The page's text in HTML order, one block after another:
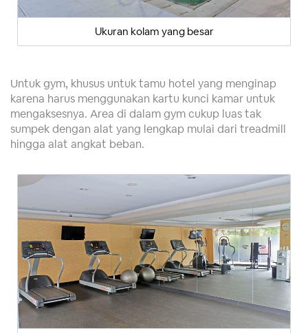
Ukuran kolam yang besar
Untuk gym, khusus untuk tamu hotel yang menginap
karena harus menggunakan kartu kunci kamar untuk
mengaksesnya. Area di dalam gym cukup luas tak
sumpek dengan alat yang lengkap mulai dari treadmill
hingga alat angkat beban.